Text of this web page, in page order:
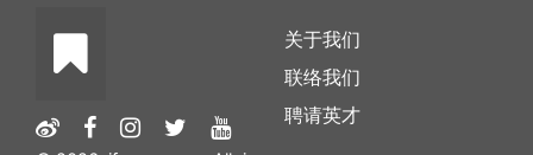
关于我们
联络我们
聘请英才